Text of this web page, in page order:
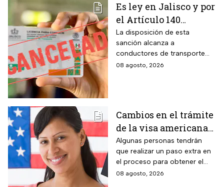
Es ley en Jalisco y por
el Artículo 140
cancelarán la licencia
de conducir de por
vida a todos los
automovilistas que
La disposición de esta
sanción alcanza a
conductores de transporte
escolar, unidades de
común.
08 agosto, 2026
Cambios en el trámite
de la visa americana
2026 y para quiénes
aplica
Algunas personas tendrán
que realizar un paso extra en
el proceso para obtener el
documento que permite
08 agosto, 2026